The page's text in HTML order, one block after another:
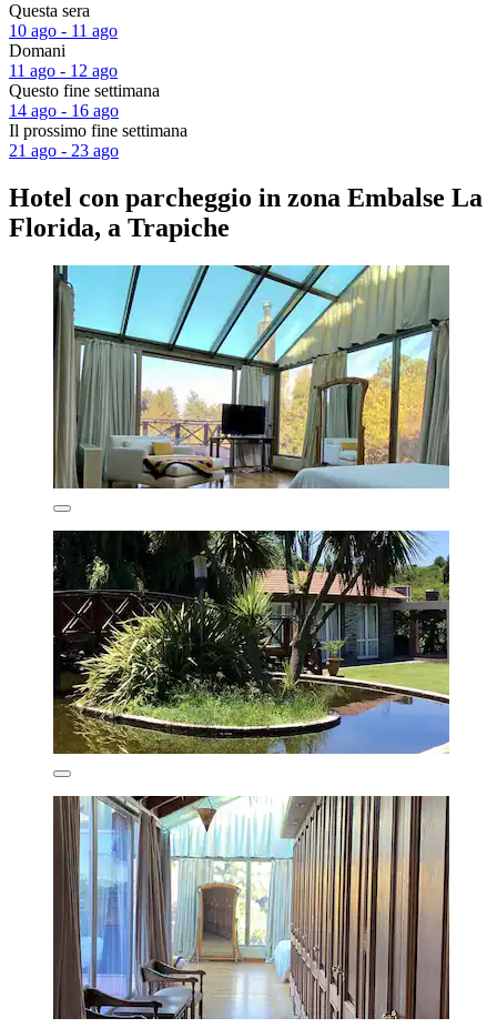
Questa sera
10 ago - 11 ago
Domani
11 ago - 12 ago
Questo fine settimana
14 ago - 16 ago
Il prossimo fine settimana
21 ago - 23 ago
Hotel con parcheggio in zona Embalse La
Florida, a Trapiche